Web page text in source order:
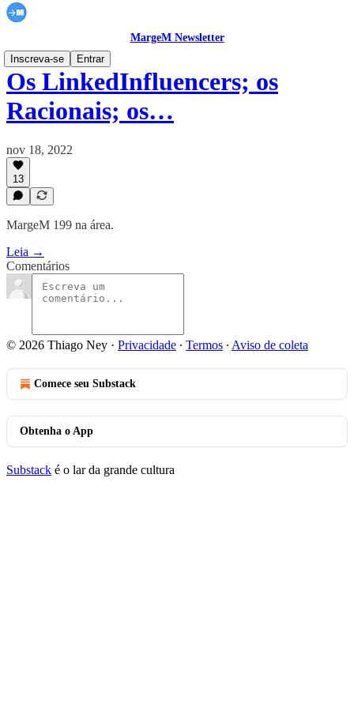
MargeM Newsletter
Inscreva-se
Entrar
Os LinkedInfluencers; os
Racionais; os…
nov 18, 2022
13
MargeM 199 na área.
Leia →
Comentários
© 2026 Thiago Ney · Privacidade ∙ Termos ∙ Aviso de coleta
Comece seu Substack
Obtenha o App
Substack é o lar da grande cultura